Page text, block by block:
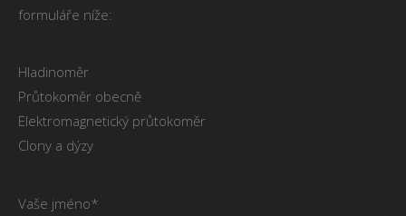
formuláře níže:
Hladinoměr
Průtokoměr obecně
Elektromagnetický průtokoměr
Clony a dýzy
Vaše jméno*